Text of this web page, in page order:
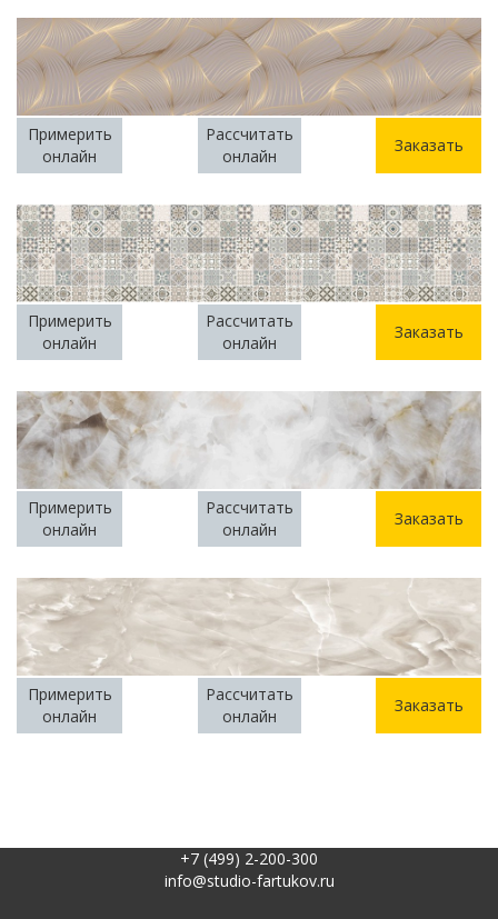
Примерить
онлайн
Рассчитать
онлайн
Заказать
Примерить
онлайн
Рассчитать
онлайн
Заказать
Примерить
онлайн
Рассчитать
онлайн
Заказать
Примерить
онлайн
Рассчитать
онлайн
Заказать
+7 (499) 2-200-300
info@studio-fartukov.ru